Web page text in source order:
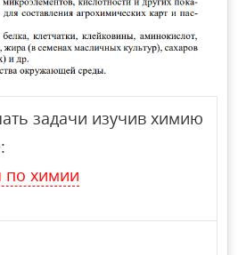
задачи изучив химию
по химии